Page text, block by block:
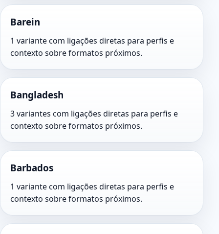
Barein
1 variante com ligações diretas para perfis e
contexto sobre formatos próximos.
Bangladesh
3 variantes com ligações diretas para perfis e
contexto sobre formatos próximos.
Barbados
1 variante com ligações diretas para perfis e
contexto sobre formatos próximos.